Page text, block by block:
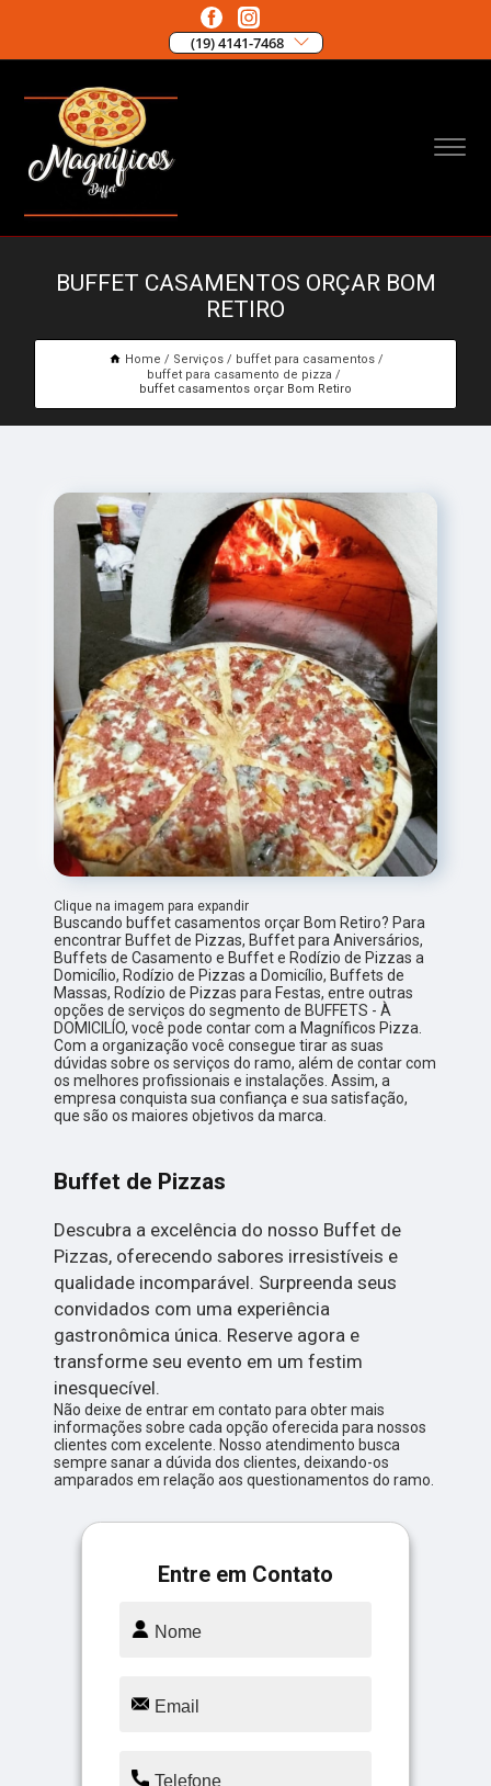
(19) 4141-7468
BUFFET CASAMENTOS ORÇAR BOM
RETIRO
Home Serviços
buffet para casamentos
buffet para casamento de pizza
buffet casamentos orçar Bom Retiro
Clique na imagem para expandir
Buscando buffet casamentos orçar Bom Retiro? Para
encontrar Buffet de Pizzas, Buffet para Aniversários,
Buffets de Casamento e Buffet e Rodízio de Pizzas a
Domicílio, Rodízio de Pizzas a Domicílio, Buffets de
Massas, Rodízio de Pizzas para Festas, entre outras
opções de serviços do segmento de BUFFETS - À
DOMICILÍO, você pode contar com a Magníficos Pizza.
Com a organização você consegue tirar as suas
dúvidas sobre os serviços do ramo, além de contar com
os melhores profissionais e instalações. Assim, a
empresa conquista sua confiança e sua satisfação,
que são os maiores objetivos da marca.
Buffet de Pizzas
Descubra a excelência do nosso Buffet de
Pizzas, oferecendo sabores irresistíveis e
qualidade incomparável. Surpreenda seus
convidados com uma experiência
gastronômica única. Reserve agora e
transforme seu evento em um festim
inesquecível.
Não deixe de entrar em contato para obter mais
informações sobre cada opção oferecida para nossos
clientes com excelente. Nosso atendimento busca
sempre sanar a dúvida dos clientes, deixando-os
amparados em relação aos questionamentos do ramo.
Entre em Contato